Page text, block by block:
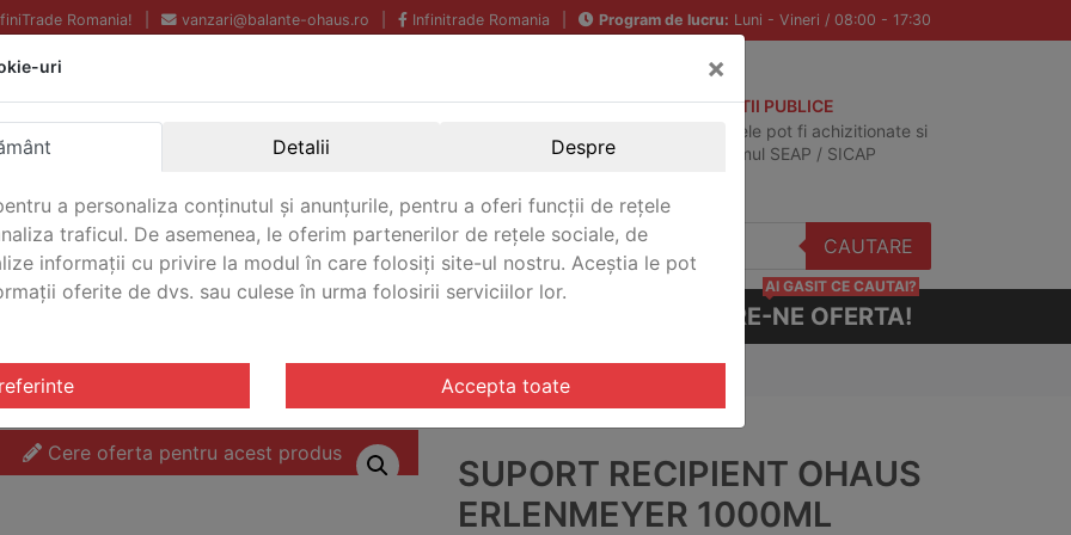
Romania! vanzari@balante-ohaus.ro Infinitrade Romania Program de lucru: Luni - Vineri / 08:00 - 17:30
Echipamente profesionale
pentru laborator.
Garantie Internationala.
ACHIZITII PUBLICE
Produsele pot fi achizitionate si
in sistemul SEAP / SICAP
CAUTARE
CERE-NE OFERTA!
AI GASIT CE CAUTAI?
recipient Ohaus Erlenmeyer 1000mL
Cere oferta pentru acest produs
SUPORT RECIPIENT OHAUS
ERLENMEYER 1000ML
uri ×
Detalii Despre
a personaliza conținutul și anunțurile, pentru a oferi funcții de rețele
traficul. De asemenea, le oferim partenerilor de rețele sociale, de
informații cu privire la modul în care folosiți site-ul nostru. Aceștia le pot
oferite de dvs. sau culese în urma folosirii serviciilor lor.
Accepta toate